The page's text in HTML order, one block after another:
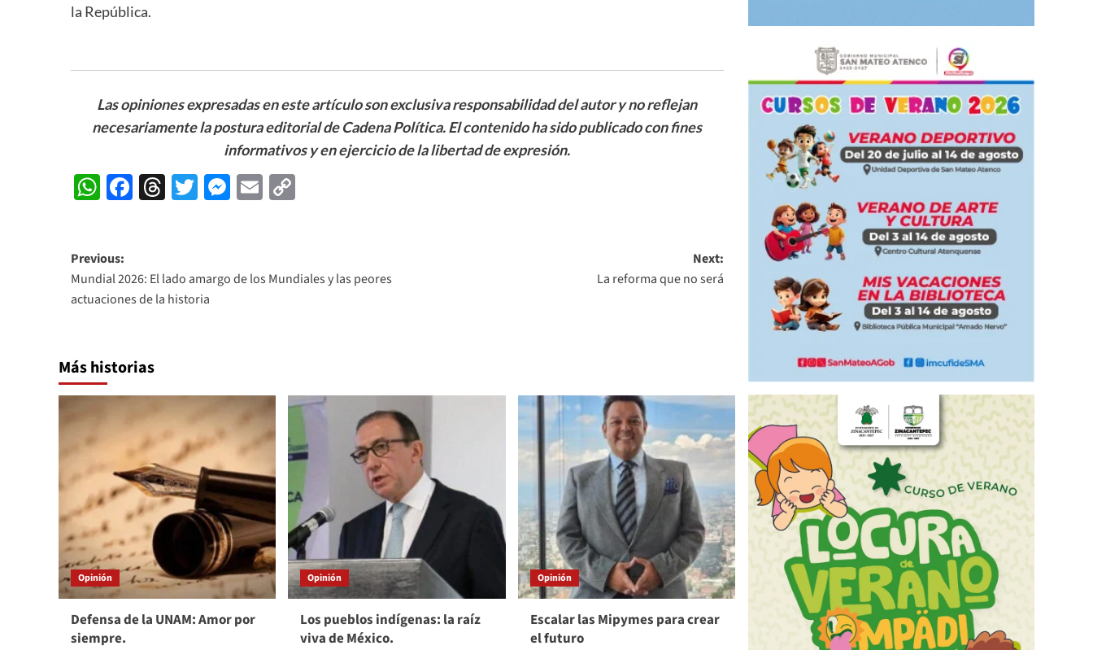
la República.
Las opiniones expresadas en este artículo son exclusiva responsabilidad del autor y no reflejan
necesariamente la postura editorial de Cadena Política. El contenido ha sido publicado con fines
informativos y en ejercicio de la libertad de expresión.
WhatsApp
Facebook
Threads
Twitter
Messenger
Email
Post
navigation
Previous:
Mundial 2026: El lado amargo de los Mundiales y las peores
actuaciones de la historia
Next:
La reforma que no será
Más historias
Opinión
Defensa de la UNAM: Amor por
siempre.
Opinión
Los pueblos indígenas: la raíz
viva de México.
Opinión
Escalar las Mipymes para crear
el futuro